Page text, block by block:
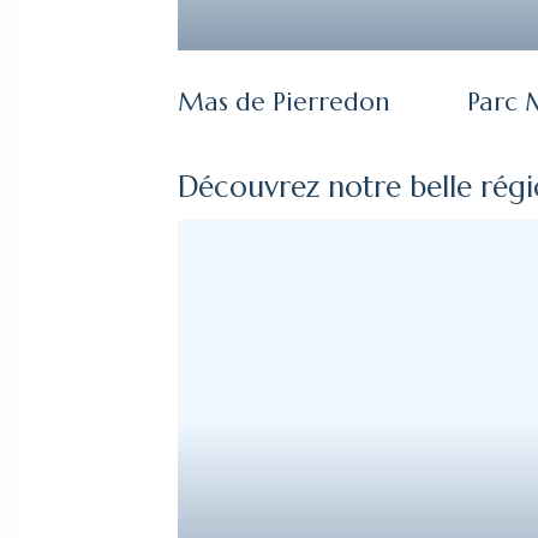
Mas de Pierredon Parc
Découvrez notre belle